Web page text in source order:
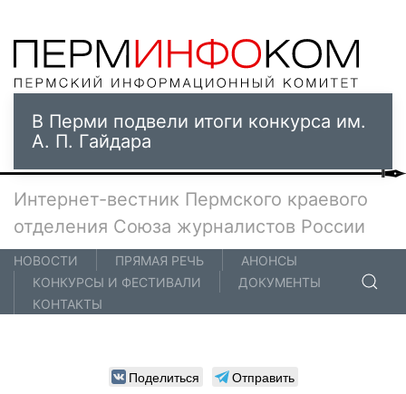
В Перми подвели итоги конкурса им.
А. П. Гайдара
Интернет-вестник Пермского краевого
отделения Союза журналистов России
НОВОСТИ ПРЯМАЯ РЕЧЬ
АНОНСЫ
КОНКУРСЫ И ФЕСТИВАЛИ
ДОКУМЕНТЫ
КОНТАКТЫ
Поделиться Отправить